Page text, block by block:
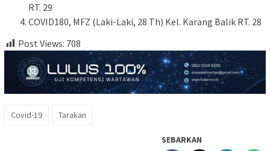
RT. 29
COVID180, MFZ (Laki-Laki, 28 Th) Kel. Karang Balik RT. 28
Post Views: 708
Covid-19 Tarakan
SEBARKAN